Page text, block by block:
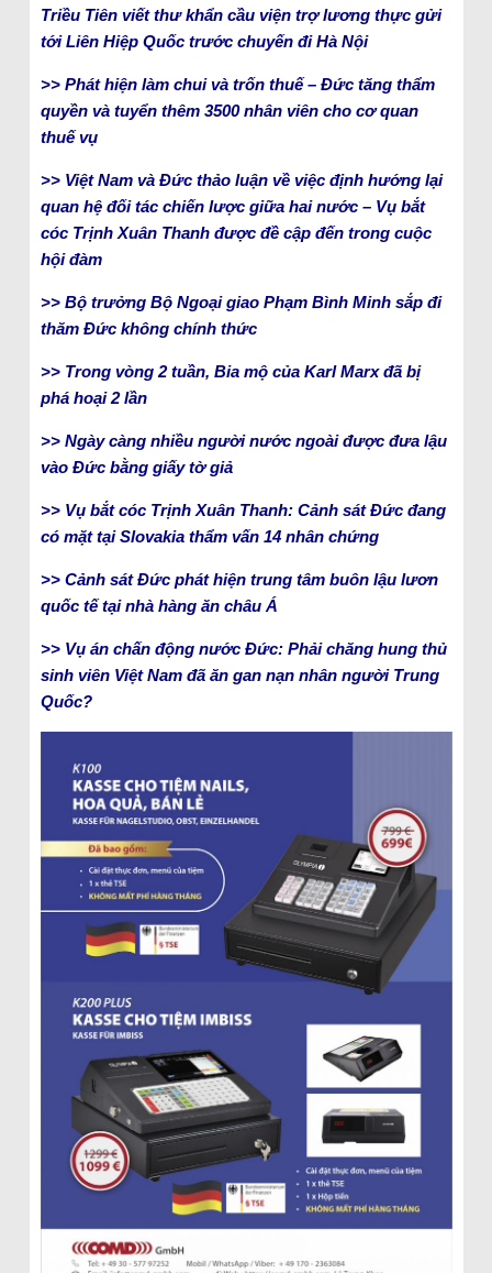
Triều Tiên viết thư khẩn cầu viện trợ lương thực gửi
tới Liên Hiệp Quốc trước chuyến đi Hà Nội
>> Phát hiện làm chui và trốn thuế – Đức tăng thẩm
quyền và tuyển thêm 3500 nhân viên cho cơ quan
thuế vụ
>> Việt Nam và Đức thảo luận về việc định hướng lại
quan hệ đối tác chiến lược giữa hai nước – Vụ bắt
cóc Trịnh Xuân Thanh được đề cập đến trong cuộc
hội đàm
>> Bộ trưởng Bộ Ngoại giao Phạm Bình Minh sắp đi
thăm Đức không chính thức
>> Trong vòng 2 tuần, Bia mộ của Karl Marx đã bị
phá hoại 2 lần
>> Ngày càng nhiều người nước ngoài được đưa lậu
vào Đức bằng giấy tờ giả
>> Vụ bắt cóc Trịnh Xuân Thanh: Cảnh sát Đức đang
có mặt tại Slovakia thẩm vấn 14 nhân chứng
>> Cảnh sát Đức phát hiện trung tâm buôn lậu lươn
quốc tế tại nhà hàng ăn châu Á
>> Vụ án chấn động nước Đức: Phải chăng hung thủ
sinh viên Việt Nam đã ăn gan nạn nhân người Trung
Quốc?